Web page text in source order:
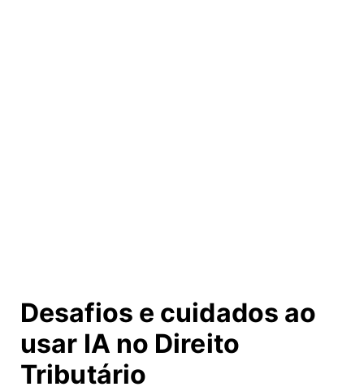
Desafios e cuidados ao
usar IA no Direito
Tributário